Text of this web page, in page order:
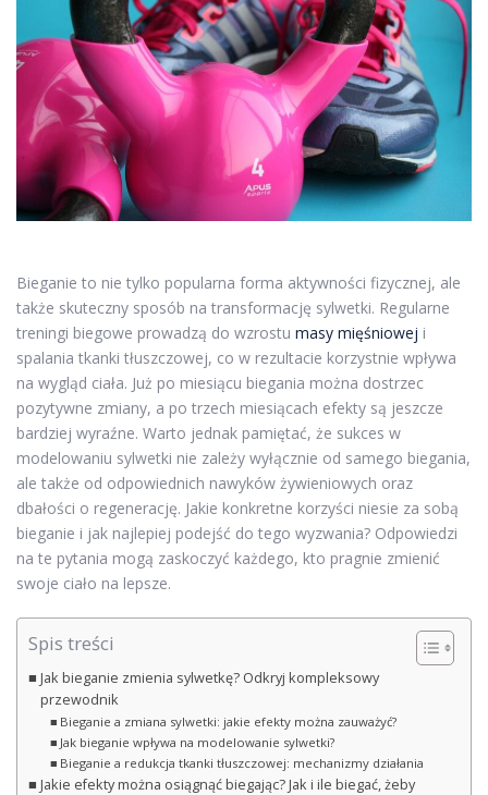
Bieganie to nie tylko popularna forma aktywności fizycznej, ale
także skuteczny sposób na transformację sylwetki. Regularne
treningi biegowe prowadzą do wzrostu masy mięśniowej i
spalania tkanki tłuszczowej, co w rezultacie korzystnie wpływa
na wygląd ciała. Już po miesiącu biegania można dostrzec
pozytywne zmiany, a po trzech miesiącach efekty są jeszcze
bardziej wyraźne. Warto jednak pamiętać, że sukces w
modelowaniu sylwetki nie zależy wyłącznie od samego biegania,
ale także od odpowiednich nawyków żywieniowych oraz
dbałości o regenerację. Jakie konkretne korzyści niesie za sobą
bieganie i jak najlepiej podejść do tego wyzwania? Odpowiedzi
na te pytania mogą zaskoczyć każdego, kto pragnie zmienić
swoje ciało na lepsze.
Spis treści
Jak bieganie zmienia sylwetkę? Odkryj kompleksowy
przewodnik
Bieganie a zmiana sylwetki: jakie efekty można zauważyć?
Jak bieganie wpływa na modelowanie sylwetki?
Bieganie a redukcja tkanki tłuszczowej: mechanizmy działania
Jakie efekty można osiągnąć biegając? Jak i ile biegać, żeby